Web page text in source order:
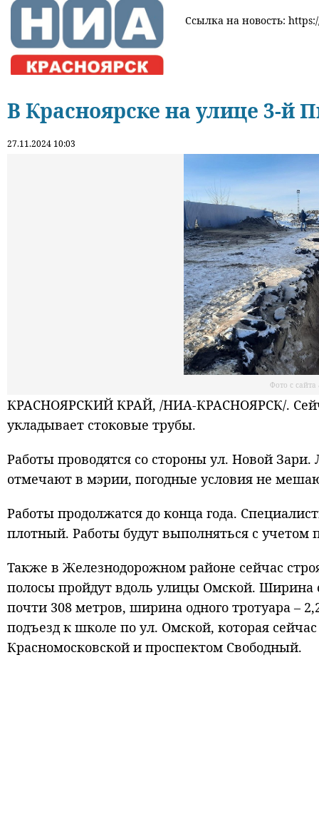
Ссылка на новость:
В Красноярске на улице 3-й
27.11.2024 10:03
Фото с
КРАСНОЯРСКИЙ КРАЙ, /НИА-КРАСНОЯРСК/.
укладывает стоковые трубы.
Работы проводятся со стороны ул. Новой
отмечают в мэрии, погодные условия не
Работы продолжатся до конца года.
плотный. Работы будут выполняться с учетом
Также в Железнодорожном районе сейчас
полосы пройдут вдоль улицы Омской. Ширина
почти 308 метров, ширина одного тротуара –
подъезд к школе по ул. Омской, которая
Красномосковской и проспектом Свободный.